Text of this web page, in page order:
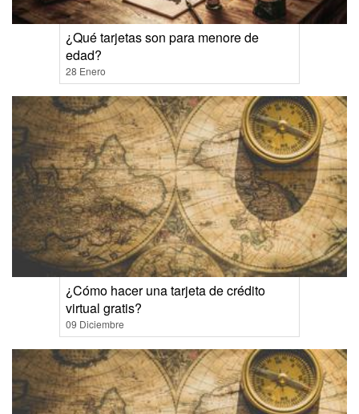
¿Qué tarjetas son para menore de
edad?
28 Enero
¿Cómo hacer una tarjeta de crédito
virtual gratis?
09 Diciembre